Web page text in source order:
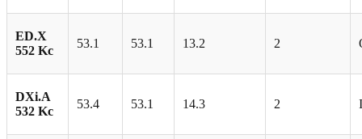
ED.X
552 Kc
53.1 53.1 13.2 2
DXi.A
532 Kc
53.4 53.1 14.3 2